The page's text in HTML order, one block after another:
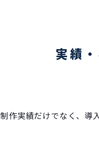
実績
制作実績だけでなく、導